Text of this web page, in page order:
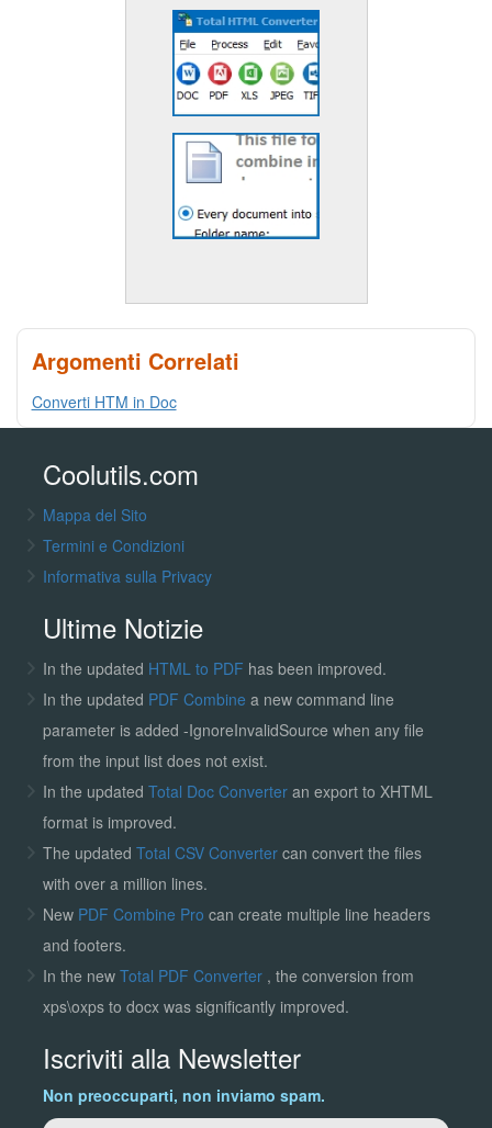
Argomenti Correlati
Converti HTM in Doc
Coolutils.com
Mappa del Sito
Termini e Condizioni
Informativa sulla Privacy
Ultime Notizie
In the updated HTML to PDF has been improved.
In the updated PDF Combine a new command line
parameter is added -IgnoreInvalidSource when any file
from the input list does not exist.
In the updated Total Doc Converter an export to XHTML
format is improved.
The updated Total CSV Convertercan convert the files
with over a million lines.
New PDF Combine Pro can create multiple line headers
and footers.
In the new Total PDF Converter , the conversion from
xps\oxps to docx was significantly improved.
Iscriviti alla Newsletter
Non preoccuparti, non inviamo spam.